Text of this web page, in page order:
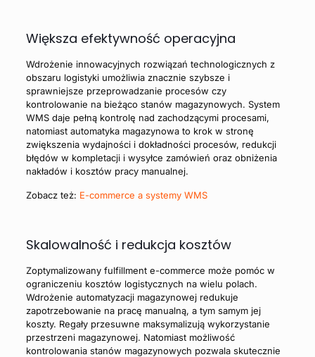
Większa efektywność operacyjna
Wdrożenie innowacyjnych rozwiązań technologicznych z
obszaru logistyki umożliwia znacznie szybsze i
sprawniejsze przeprowadzanie procesów czy
kontrolowanie na bieżąco stanów magazynowych. System
WMS daje pełną kontrolę nad zachodzącymi procesami,
natomiast automatyka magazynowa to krok w stronę
zwiększenia wydajności i dokładności procesów, redukcji
błędów w kompletacji i wysyłce zamówień oraz obniżenia
nakładów i kosztów pracy manualnej.
Zobacz też: E-commerce a systemy WMS
Skalowalność i redukcja kosztów
Zoptymalizowany fulfillment e-commerce może pomóc w
ograniczeniu kosztów logistycznych na wielu polach.
Wdrożenie automatyzacji magazynowej redukuje
zapotrzebowanie na pracę manualną, a tym samym jej
koszty. Regały przesuwne maksymalizują wykorzystanie
przestrzeni magazynowej. Natomiast możliwość
kontrolowania stanów magazynowych pozwala skutecznie